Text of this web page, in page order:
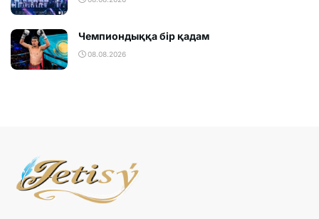
Чемпиондыққа бір қадам
08.08.2026